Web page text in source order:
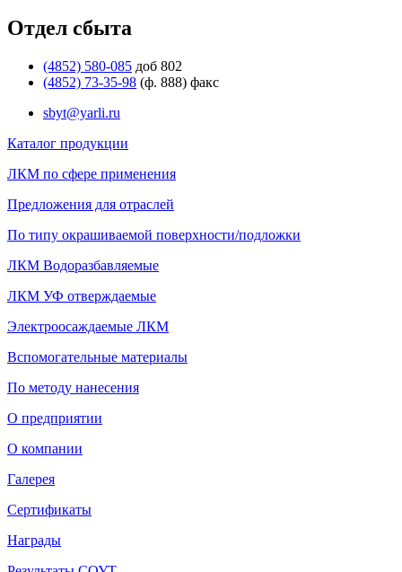
Отдел сбыта
(4852) 580-085 доб 802
(4852) 73-35-98 (ф. 888) факс
sbyt@yarli.ru
Каталог продукции
ЛКМ по сфере применения
Предложения для отраслей
По типу окрашиваемой поверхности/подложки
ЛКМ Водоразбавляемые
ЛКМ УФ отверждаемые
Электроосаждаемые ЛКМ
Вспомогательные материалы
По методу нанесения
О предприятии
О компании
Галерея
Сертификаты
Награды